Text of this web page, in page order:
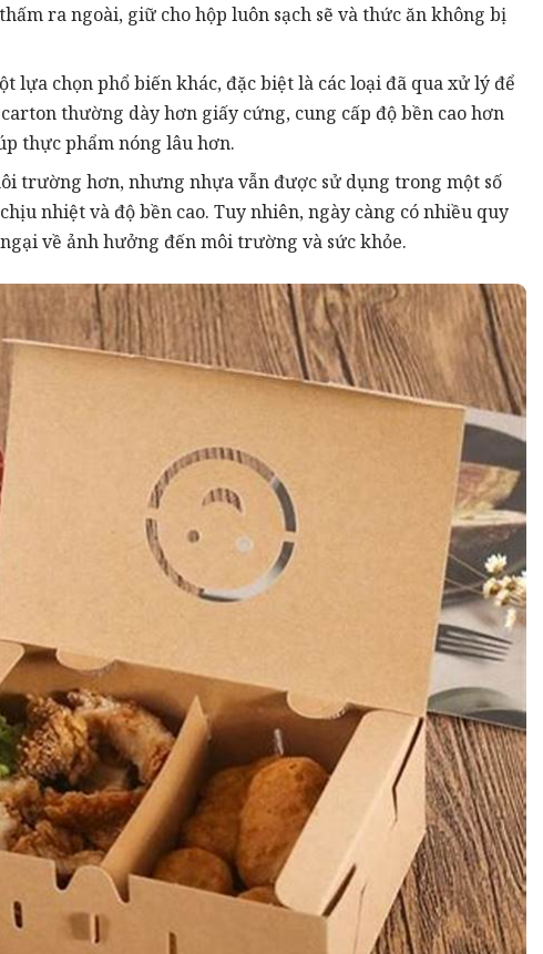
ra ngoài, giữ cho hộp luôn sạch sẽ và thức ăn không bị
lựa chọn phổ biến khác, đặc biệt là các loại đã qua xử lý để
thường dày hơn giấy cứng, cung cấp độ bền cao hơn
thực phẩm nóng lâu hơn.
trường hơn, nhưng nhựa vẫn được sử dụng trong một số
nhiệt và độ bền cao. Tuy nhiên, ngày càng có nhiều quy
về ảnh hưởng đến môi trường và sức khỏe.